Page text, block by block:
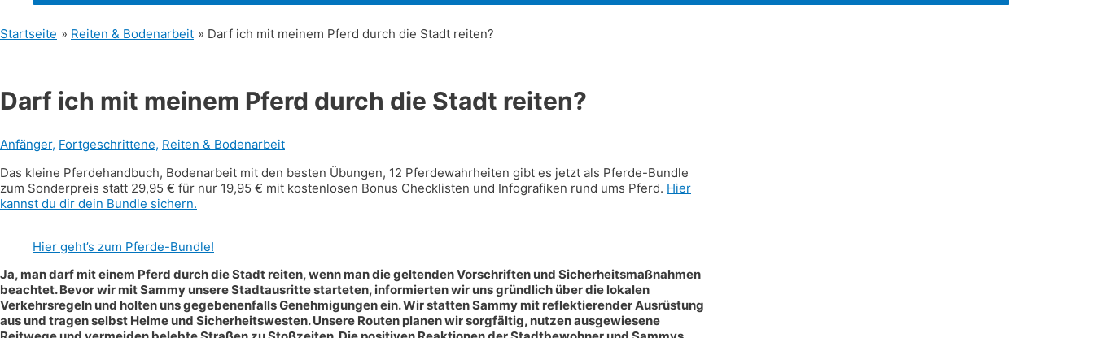
Startseite Reiten & Bodenarbeit Darf ich mit meinem Pferd durch die Stadt reiten?
Darf ich mit meinem Pferd durch die Stadt reiten?
Anfänger, Fortgeschrittene, Reiten & Bodenarbeit
Das kleine Pferdehandbuch, Bodenarbeit mit den besten Übungen, 12 Pferdewahrheiten gibt es jetzt als Pferde-Bundle
zum Sonderpreis statt 29,95 € für nur 19,95 € mit kostenlosen Bonus Checklisten und Infografiken rund ums Pferd. Hier
kannst du dir dein Bundle sichern.
Hier geht’s zum Pferde-Bundle!
Ja, man darf mit einem Pferd durch die Stadt reiten, wenn man die geltenden Vorschriften und Sicherheitsmaßnahmen
beachtet. Bevor wir mit Sammy unsere Stadtausritte starteten, informierten wir uns gründlich über die lokalen
Verkehrsregeln und holten uns gegebenenfalls Genehmigungen ein. Wir statten Sammy mit reflektierender Ausrüstung
aus und tragen selbst Helme und Sicherheitswesten. Unsere Routen planen wir sorgfältig, nutzen ausgewiesene